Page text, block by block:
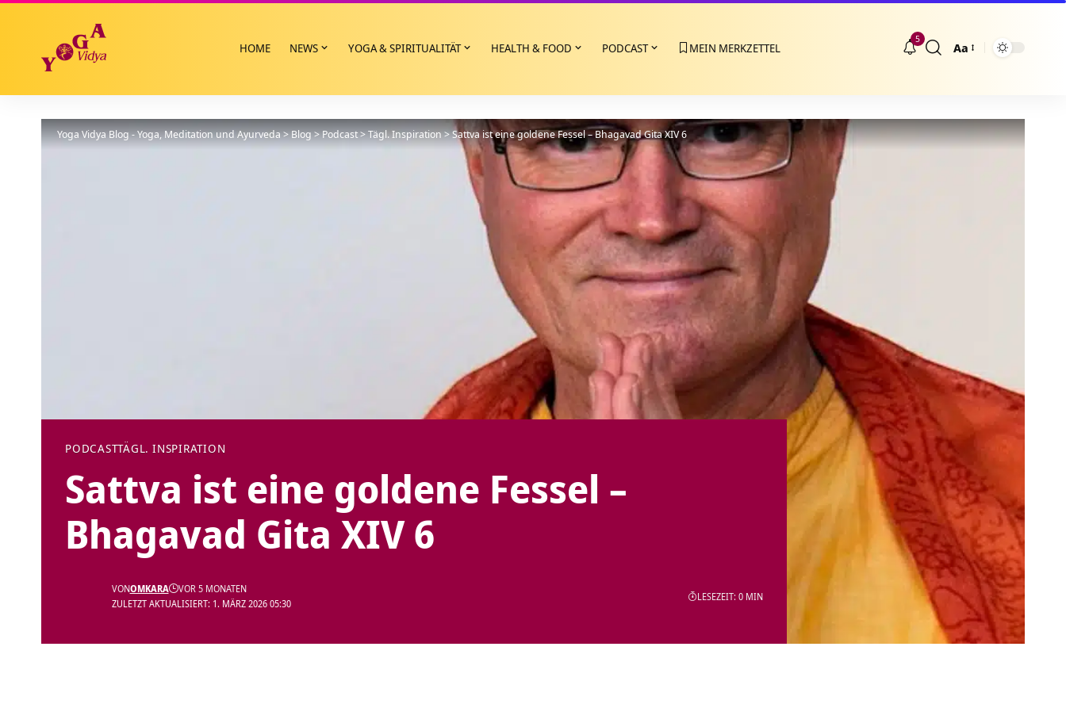
HOME NEWS YOGA & SPIRITUALITÄT HEALTH & FOOD PODCAST MEIN MERKZETTEL
5
Größenänderung
Aa
Yoga Vidya Blog - Yoga, Meditation und Ayurveda>Blog>Podcast>Tägl. Inspiration>Sattva ist eine goldene Fessel – Bhagavad Gita XIV 6
PODCASTTÄGL. INSPIRATION
Sattva ist eine goldene Fessel –
Bhagavad Gita XIV 6
ZULETZT AKTUALISIERT: 1. MÄRZ 2026 05:30
VONOMKARA VOR 5 MONATEN
LESEZEIT: 0 MIN